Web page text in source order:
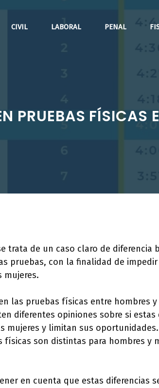
CIVIL LABORAL PENAL
PRUEBAS FÍSICAS
trata de un caso claro de
pruebas, con la finalidad de
mujeres.
las pruebas físicas entre hombres
diferentes opiniones sobre si
mujeres y limitan sus
físicas son distintas para hombres y
en cuenta que estas diferencias